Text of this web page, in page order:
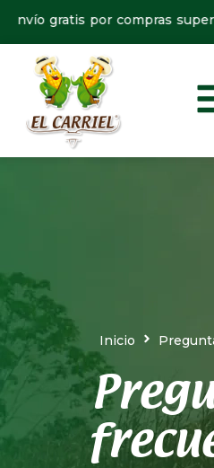
gratis por compras
Inicio